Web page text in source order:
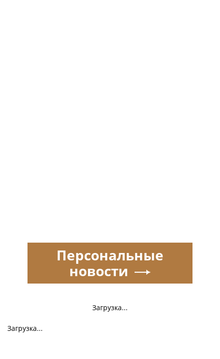
Загрузка...
Загрузка...
Персональные
новости